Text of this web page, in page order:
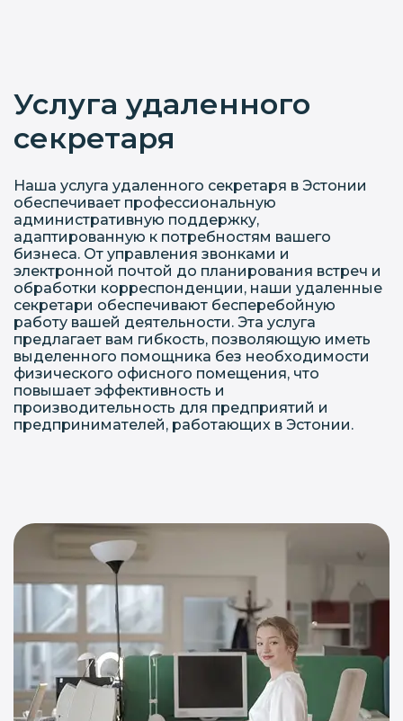
Услуга удаленного
секретаря
Наша услуга удаленного секретаря в Эстонии
обеспечивает профессиональную
административную поддержку,
адаптированную к потребностям вашего
бизнеса. От управления звонками и
электронной почтой до планирования встреч и
обработки корреспонденции, наши удаленные
секретари обеспечивают бесперебойную
работу вашей деятельности. Эта услуга
предлагает вам гибкость, позволяющую иметь
выделенного помощника без необходимости
физического офисного помещения, что
повышает эффективность и
производительность для предприятий и
предпринимателей, работающих в Эстонии.